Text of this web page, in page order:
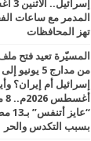
تهز المحافظات
المسيّرة تعيد فتح
من مدارج 5
بسبب التكدس والحر